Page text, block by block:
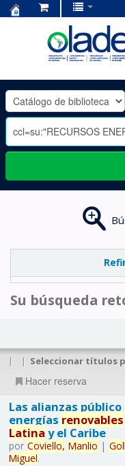
OLADE
-
Su búsqueda
| | Seleccionar títulos
Hacer reserva
Las alianzas
energías renovables
Latina y el Caribe
por Coviello, Manlio |
Miguel.